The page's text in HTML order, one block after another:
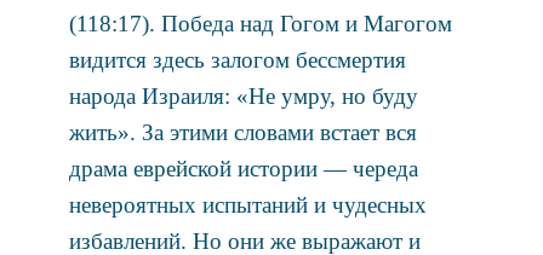
(118:17). Победа над Гогом и Магогом
видится здесь залогом бессмертия
народа Израиля: «Не умру, но буду
жить». За этими словами встает вся
драма еврейской истории — череда
невероятных испытаний и чудесных
избавлений. Но они же выражают и